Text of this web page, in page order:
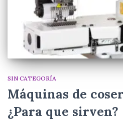
SIN CATEGORÍA
Máquinas de
¿Para que sirven?